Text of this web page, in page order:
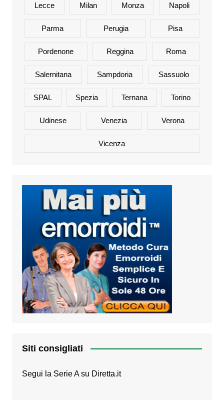
Lecce Milan Monza Napoli
Parma Perugia Pisa
Pordenone Reggina Roma
Salernitana Sampdoria Sassuolo
SPAL Spezia Ternana Torino
Udinese Venezia Verona
Vicenza
Siti consigliati
Segui la Serie A su Diretta.it